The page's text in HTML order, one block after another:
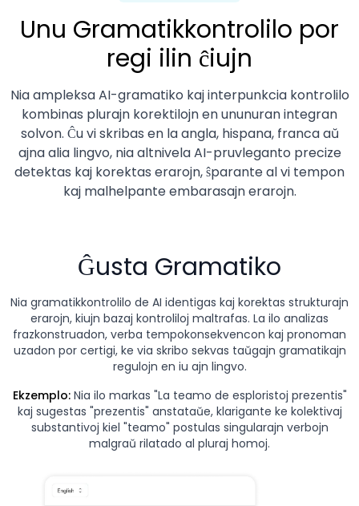
Unu Gramatikkontrolilo por
regi ilin ĉiujn
Nia ampleksa AI-gramatiko kaj interpunkcia kontrolilo
kombinas plurajn korektilojn en ununuran integran
solvon. Ĉu vi skribas en la angla, hispana, franca aŭ
ajna alia lingvo, nia altnivela AI-pruvleganto precize
detektas kaj korektas erarojn, ŝparante al vi tempon
kaj malhelpante embarasajn erarojn.
Ĝusta Gramatiko
Nia gramatikkontrolilo de AI identigas kaj korektas strukturajn
erarojn, kiujn bazaj kontroliloj maltrafas. La ilo analizas
frazkonstruadon, verba tempokonsekvencon kaj pronoman
uzadon por certigi, ke via skribo sekvas taŭgajn gramatikajn
regulojn en iu ajn lingvo.
Ekzemplo:Nia ilo markas "La teamo de esploristoj prezentis"
kaj sugestas "prezentis" anstataŭe, klarigante ke kolektivaj
substantivoj kiel "teamo" postulas singularajn verbojn
malgraŭ rilatado al pluraj homoj.